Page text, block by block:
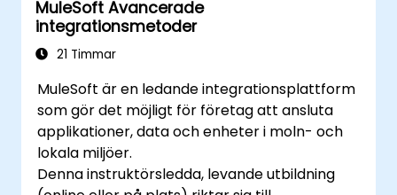
MuleSoft Avancerade
integrationsmetoder
21 Timmar
MuleSoft är en ledande integrationsplattform
som gör det möjligt för företag att ansluta
applikationer, data och enheter i moln- och
lokala miljöer.
Denna instruktörsledda, levande utbildning